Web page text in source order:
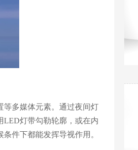
等多媒体元素。通过夜间灯
LED灯带勾勒轮廓，或在内
件下都能发挥导视作用。